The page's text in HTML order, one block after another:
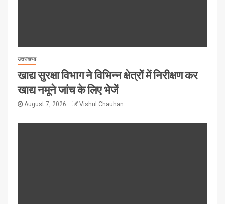
उत्तराखण्ड
खाद्य सुरक्षा विभाग ने विभिन्न क्षेत्रों में निरीक्षण कर
खाद्य नमूने जांच के लिए भेजें
August 7, 2026 Vishul Chauhan